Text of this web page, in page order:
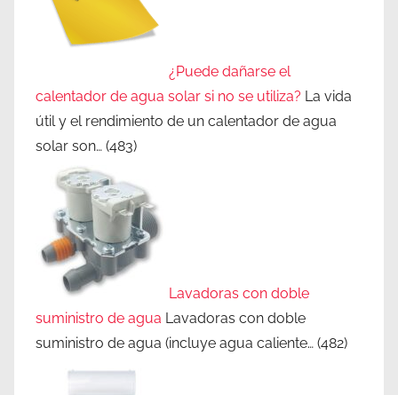
¿Puede dañarse el
calentador de agua solar si no se utiliza? La vida
útil y el rendimiento de un calentador de agua
solar son… (483)
Lavadoras con doble
suministro de agua Lavadoras con doble
suministro de agua (incluye agua caliente… (482)